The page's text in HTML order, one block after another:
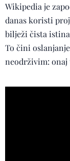
Wikipedia je
danas koristi
bilježi čista
To čini
neodrživim: